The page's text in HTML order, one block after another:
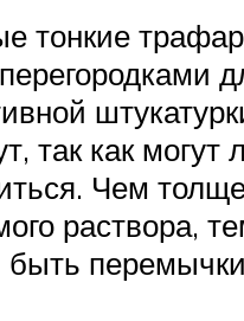
тонкие
так как могут
Чем
раствора,